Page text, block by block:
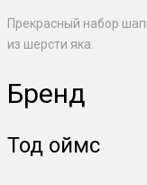
Прекрасный набор
из шерсти яка.
Бренд
Тод оймс